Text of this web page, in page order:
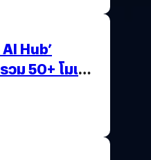
Hub’
ม 50+ โมเดล